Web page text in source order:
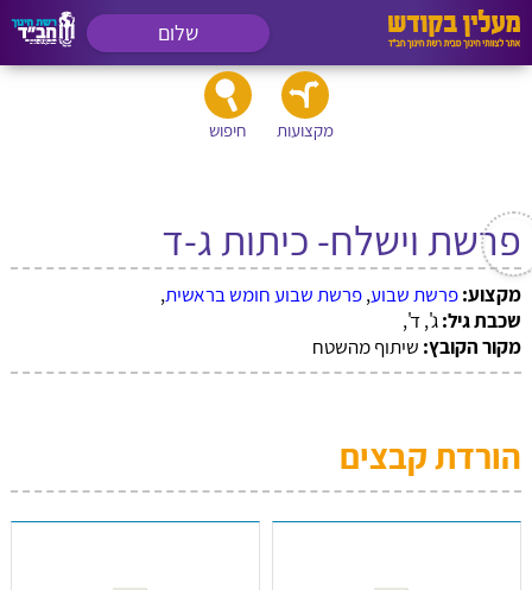
שלום
מקצועות חיפוש
פרשת וישלח- כיתות ג-ד
מקצוע:פרשת שבוע,פרשת שבוע חומש בראשית,
שכבת גיל:ג', ד',
מקור הקובץ: שיתוף מהשטח
הורדת קבצים